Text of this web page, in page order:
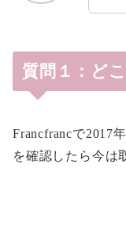
質問１：ど
Francfrancで2017
を確認したら今は